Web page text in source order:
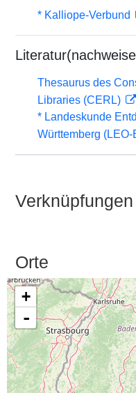
* Kalliope-Verbund
Thesaurus des
Libraries (CERL)
* Landeskunde
Württemberg (LEO-
Verknüpfungen
Orte
+
-